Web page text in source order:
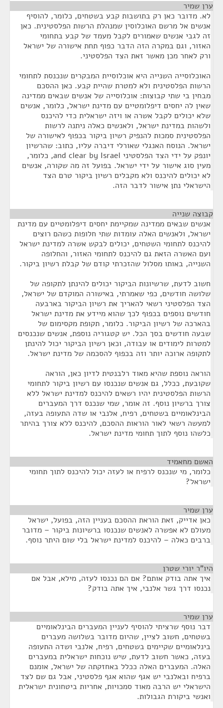
ערן שמיר
לא. מדובר כאן רק בתושבות קבע בשטחים, כלומר, להוסיף
אנשים אל מרשם האוכלוסין שמנהלת הרשות הפלסטינית. כאן
זה לגבי אנשים שאמורים לקבל מעמד של קבע בתחומי
האזור, וגם במקרה הזה הדבר כפוף תחת אישורה של ישראל
ורק לאחר מכן מאשר זאת הצד הפלסטיני.
האוכלוסייה השנייה היא אוכלוסיית המבקרים שנכנסת לתחומי
הרשות הפלסטינית ולא למטרת שהיית קבע. כאן ההסכם
מבחין בי שתי קבוצות: אוכלוסייה של אנשים שבאים ממדינה
שאין לה יחסים דיפלומטיים עם מדינת ישראל, כלומר, אנשים
שלא יכולים לקבל אשרה או ויזה ישראלית כדי להיכנס
ולשהות במדינת ישראל, ולאנשים כאלה ניתנה לרשות
הפלסטינית סמכות להנפיק רשיון ביקור בכפוף לאישורה של
ישראל. הנוסח האנגלי שאורלי דיברה עליו, כתוב: שהרשיון
יונפק על ידי הצד הפלסטיני and clear by Israel, כלומר,
מעין סוג אישור על ידי ישראל. בפועל זה מה שקורה, אנשים
לא יכולים להיכנס ולא מקבלים רשיון ביקור טרם הצד
הישראלי נתן אישור לדבר הזה.
קבוצה שנייה
אנשים שבאים ממדינה שמקיימת יחסים דיפלומטיים עם מדינת
ישראל, ולאנשים האלה עומדות שתי חלופות כשהם רוצים
להיכנס לתחומי השטחים, יכולים לבקש אשרה למדינת ישראל
ועם האשרה הזאת גם להיכנס לתחומי האזור, והחלופה
השנייה, באותו מסלול שהזכרתי קודם של קבלת רשיון ביקור.
חשוב לדעת, שרשיונות הביקור יכולים להינתן לתקופה של
שלושה חודשים, כפי שאמרתי, באישורה המוקדם של ישראל,
הצד הפלסטיני רשאי להאריך את רשיון הביקור בארבעה
חודשים נוספים בכפוף לכך שהוא מיידע את מדינת ישראל
בהארכה של רשיון הביקור. כלומר, תקופת מקסימום של
שבעה חודשים בסך הכל. יש קטגוריה נוספת, אנשים שנכנסים
למטרות לימודים או עבודה, וכאן רשיון הביקור יכול להינתן
לתקופה ארוכה יותר וזה בכפוף להסכמה של מדינת ישראל.
הוראה נוספת שהיא מאוד רלבנטית לדיון כאן, הוראה
שקובעת, ככלל, גם אנשים שנכנסו עם רשיון ביקור לתחומי
הרשות הפלסטינית יהיו רשאים להיכנס למדינת ישראל ללא
צורך ברשיון נוסף. זה אומר, שמי שנכנס דרך המעברים
הבינלאומיים בשטחים, רפיח, אלנבי או שדה התעופה בעזה,
למעשה רשאי לאור הוראות ההסכם, להיכנס ללא צורך בהיתר
כלשהו נוסף לתוך תחומי מדינת ישראל.
האשם מחאמיד
כלומר, מי שנכנס לרפיח או לעזה יכול להיכנס לתוך תחומי
ישראל?
ערן שמיר
כאן אדייק, זאת הוראת ההסכם בעניין הזה, בפועל, ישראל
מעולם לא אפשרה לאנשים שנכנסו ברשיונות ביקור – מדובר
ברבים כאלה – להיכנס למדינת ישראל בלי שום היתר נוסף.
היו"ר יורי שטרן
איך אתה בודק אותם? אם הם נכנסו לעזה, מילא, אבל אם
נכנסו דרך גשר אלנבי, איך אתה בודק?
ערן שמיר
דבר נוסף שרציתי להוסיף לעניין המעברים הבינלאומיים
בשטחים, חשוב לציין, שהיום מדובר בשלושה מעברים
בינלאומיים שקיימים בשטחים, רפיח, אלנבי ושדה התעופה
בעזה, כאשר חשוב לדעת, שיש נוכחות ישראלית במעברים
האלה. המעברים האלה ככלל באחזקתה של ישראל, אומנם
ברפיח ובאלנבי יש אגף שהוא אגף פלסטיני, אבל גם שם לצד
הישראלי יש הרבה מאוד סמכויות, אחריות ביטחונית ישראלית
ואנשי ביקורת הגבולות.